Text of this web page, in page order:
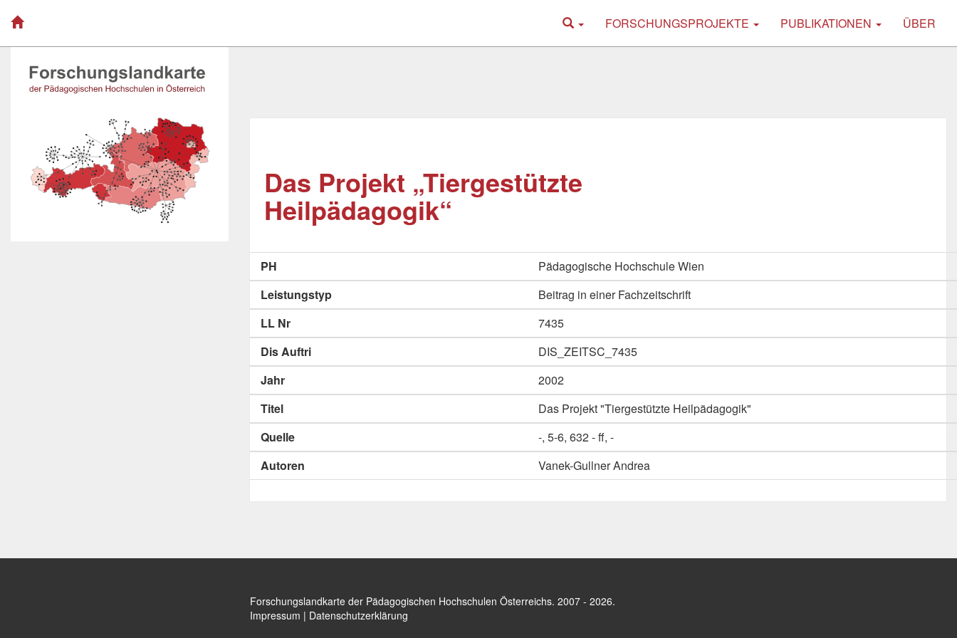
FORSCHUNGSPROJEKTE PUBLIKATIONEN ÜBER
Das Projekt „Tiergestützte
Heilpädagogik“
PH
Pädagogische Hochschule Wien
Leistungstyp
Beitrag in einer Fachzeitschrift
LL Nr
7435
Dis Auftri
DIS_ZEITSC_7435
Jahr
2002
Titel
Das Projekt "Tiergestützte Heilpädagogik"
Quelle
-, 5-6, 632 - ff, -
Autoren
Vanek-Gullner Andrea
Forschungslandkarte der Pädagogischen Hochschulen Österreichs. 2007 - 2026.
Impressum | Datenschutzerklärung